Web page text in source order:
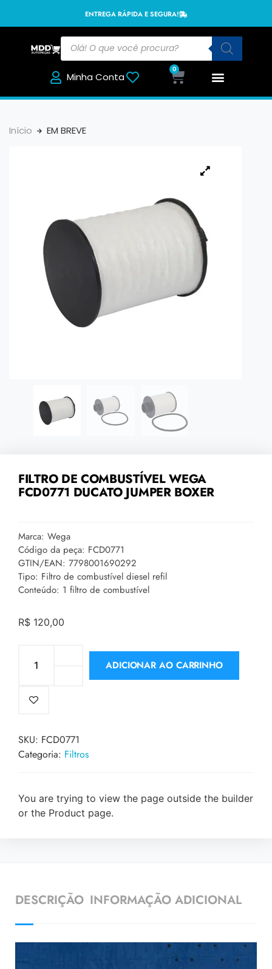
ENTREGA RÁPIDA E SEGURA!
Minha Conta
0
Início EM BREVE
FILTRO DE COMBUSTÍVEL WEGA
FCD0771 DUCATO JUMPER BOXER
Marca: Wega
Código da peça: FCD0771
GTIN/EAN: 7798001690292
Tipo: Filtro de combustível diesel refil
Conteúdo: 1 filtro de combustível
R$ 120,00
ADICIONAR AO CARRINHO
SKU: FCD0771
Categoria: Filtros
You are trying to view the page outside the builder
or the Product page.
DESCRIÇÃO INFORMAÇÃO ADICIONAL